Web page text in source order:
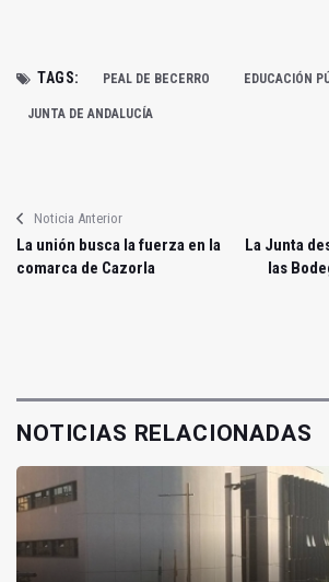
TAGS: PEAL DE BECERRO EDUCACIÓN
JUNTA DE ANDALUCÍA
Noticia Anterior
La unión busca la fuerza en la
comarca de Cazorla
La Junta
las
NOTICIAS RELACIONADAS